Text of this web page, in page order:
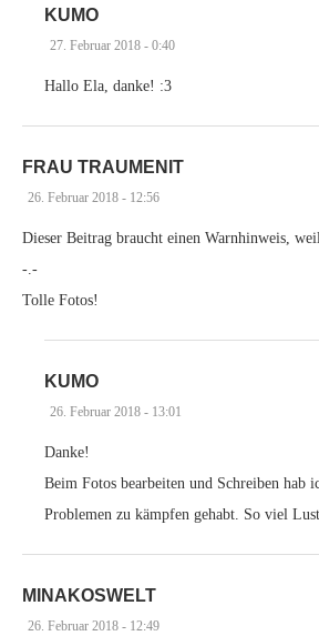
KUMO
27. Februar 2018 - 0:40
Hallo Ela, danke! :3
FRAU TRAUMENIT
26. Februar 2018 - 12:56
Dieser Beitrag braucht einen Warnhinweis,
-.-
Tolle Fotos!
KUMO
26. Februar 2018 - 13:01
Danke!
Beim Fotos bearbeiten und Schreiben hab
Problemen zu kämpfen gehabt. So viel
MINAKOSWELT
26. Februar 2018 - 12:49